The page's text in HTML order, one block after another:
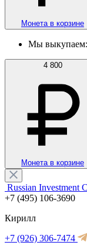
Монета в корзине
Мы выкупаем:
4 800
Монета в корзине
Russian Investment
+7 (495) 106-3690
Кирилл
+7 (926) 306-7474